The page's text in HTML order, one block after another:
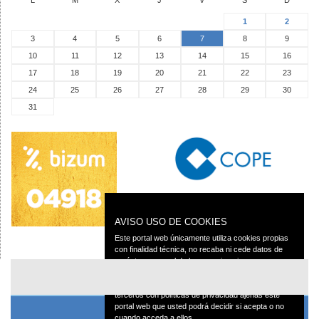
1
2
3
4 5 6 7 8
9
10
11 12 13 14 15
16
17
18 19 20 21 22
23
24
25 26 27 28 29
30
31
AVISO USO DE COOKIES
Este portal web únicamente utiliza cookies propias
con finalidad técnica, no recaba ni cede datos de
carácter personal de los usuarios sin su
terceros con políticas de privacidad ajenas este
portal web que usted podrá decidir si acepta o no